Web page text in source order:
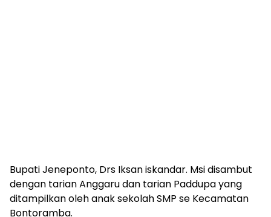
Bupati Jeneponto, Drs Iksan iskandar. Msi disambut
dengan tarian Anggaru dan tarian Paddupa yang
ditampilkan oleh anak sekolah SMP se Kecamatan
Bontoramba.